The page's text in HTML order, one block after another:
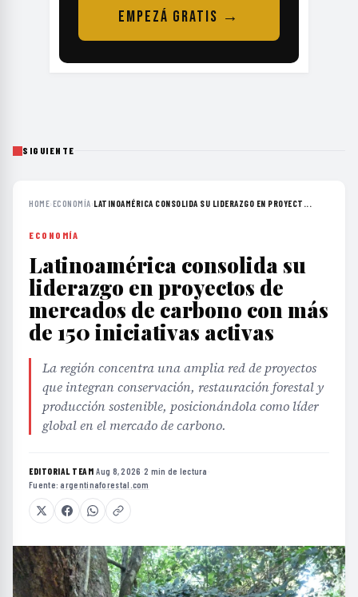
EMPEZÁ GRATIS →
SIGUIENTE
HOME›ECONOMÍA›LATINOAMÉRICA CONSOLIDA SU LIDERAZGO EN PROYECT...
ECONOMÍA
Latinoamérica consolida su
liderazgo en proyectos de
mercados de carbono con más
de 150 iniciativas activas
La región concentra una amplia red de proyectos
que integran conservación, restauración forestal y
producción sostenible, posicionándola como líder
global en el mercado de carbono.
EDITORIAL TEAM·Aug 8, 2026 ·2 min de lectura ·
Fuente:argentinaforestal.com